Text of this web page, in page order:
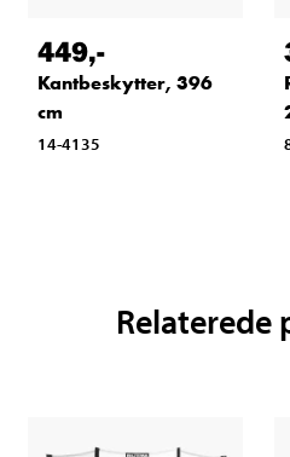
449,-
Kantbeskytter, 396
cm
14-4135
Relaterede